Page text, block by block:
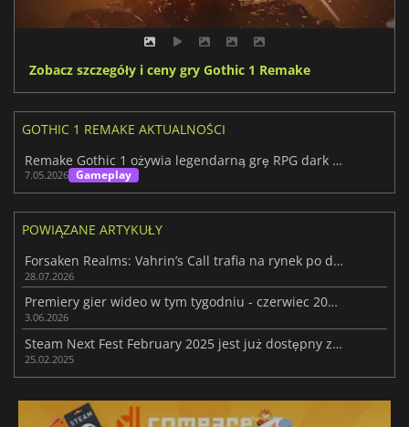
Zobacz szczegóły i ceny gry Gothic 1 Remake
GOTHIC 1 REMAKE AKTUALNOŚCI
Remake Gothic 1 ożywia legendarną grę RPG dark fantasy
7.05.2026 Gameplay
POWIĄZANE ARTYKUŁY
Forsaken Realms: Vahrin’s Call trafia na rynek po dziesięciu latach prac
28.07.2026
Premiery gier wideo w tym tygodniu - czerwiec 2026 (tydzień 23)
3.06.2026
Steam Next Fest February 2025 jest już dostępny z mnóstwem wersji demonstracyjnych
25.02.2025